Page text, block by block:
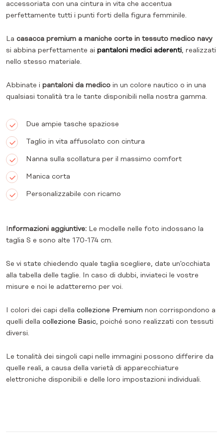
accessoriata con una cintura in vita che accentua
perfettamente tutti i punti forti della figura femminile.
La casacca premium a maniche corte in tessuto medico navy
si abbina perfettamente ai pantaloni medici aderenti, realizzati
nello stesso materiale.
Abbinate i pantaloni da medico in un colore nautico o in una
qualsiasi tonalità tra le tante disponibili nella nostra gamma.
Due ampie tasche spaziose
Taglio in vita affusolato con cintura
Nanna sulla scollatura per il massimo comfort
Manica corta
Personalizzabile con ricamo
nformazioni aggiuntive: Le modelle nelle foto indossano la
taglia S e sono alte 170-174 cm.
Se vi state chiedendo quale taglia scegliere, date un'occhiata
alla tabella delle taglie. In caso di dubbi, inviateci le vostre
misure e noi le adatteremo per voi.
I colori dei capi della collezione Premium non corrispondono a
quelli della collezione Basic, poiché sono realizzati con tessuti
diversi.
Le tonalità dei singoli capi nelle immagini possono differire da
quelle reali, a causa della varietà di apparecchiature
elettroniche disponibili e delle loro impostazioni individuali.